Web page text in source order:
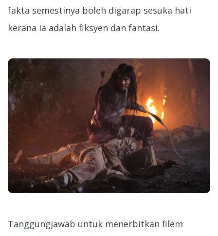
fakta semestinya boleh digarap sesuka hati
kerana ia adalah fiksyen dan fantasi.
Tanggungjawab untuk menerbitkan filem